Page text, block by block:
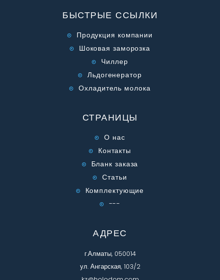
БЫСТРЫЕ ССЫЛКИ
Продукция компании
Шоковая заморозка
Чиллер
Льдогенератор
Охладитель молока
СТРАНИЦЫ
О нас
Контакты
Бланк заказа
Статьи
Комплектующие
---
АДРЕС
г.Алматы, 050014
ул. Ангарская, 103/2